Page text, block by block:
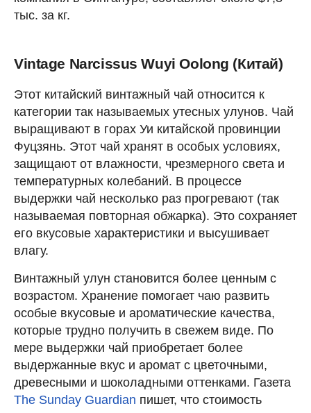
тыс. за кг.
Vintage Narcissus Wuyi Oolong (Китай)
Этот китайский винтажный чай относится к
категории так называемых утесных улунов. Чай
выращивают в горах Уи китайской провинции
Фуцзянь. Этот чай хранят в особых условиях,
защищают от влажности, чрезмерного света и
температурных колебаний. В процессе
выдержки чай несколько раз прогревают (так
называемая повторная обжарка). Это сохраняет
его вкусовые характеристики и высушивает
влагу.
Винтажный улун становится более ценным с
возрастом. Хранение помогает чаю развить
особые вкусовые и ароматические качества,
которые трудно получить в свежем виде. По
мере выдержки чай приобретает более
выдержанные вкус и аромат с цветочными,
древесными и шоколадными оттенками. Газета
The Sunday Guardian пишет, что стоимость